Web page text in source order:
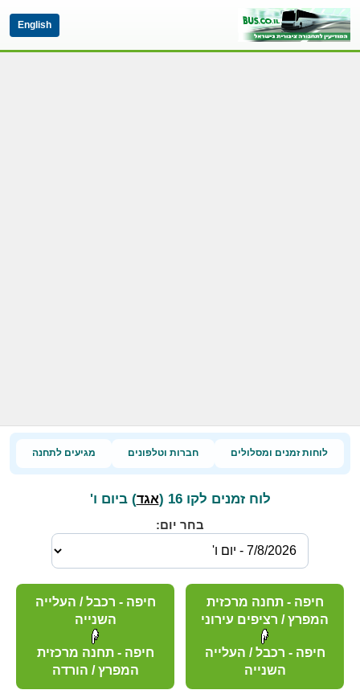
English
לוחות זמנים ומסלולים חברות וטלפונים מגיעים לתחנה
לוח זמנים לקו 16 ( אגד) ביום ו'
בחר יום:
חיפה - תחנה מרכזית
המפרץ / רציפים עירוני
חיפה - רכבל / העלייה
השנייה
חיפה - רכבל / העלייה
השנייה
חיפה - תחנה מרכזית
המפרץ / הורדה